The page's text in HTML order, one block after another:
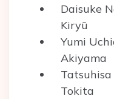
Daisuke
Kiryū
Yumi
Akiyama
Tatsuhisa
Tokita